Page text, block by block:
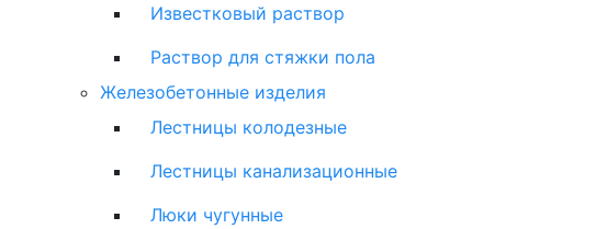
Известковый раствор
Раствор для стяжки пола
Железобетонные изделия
Лестницы колодезные
Лестницы канализационные
Люки чугунные